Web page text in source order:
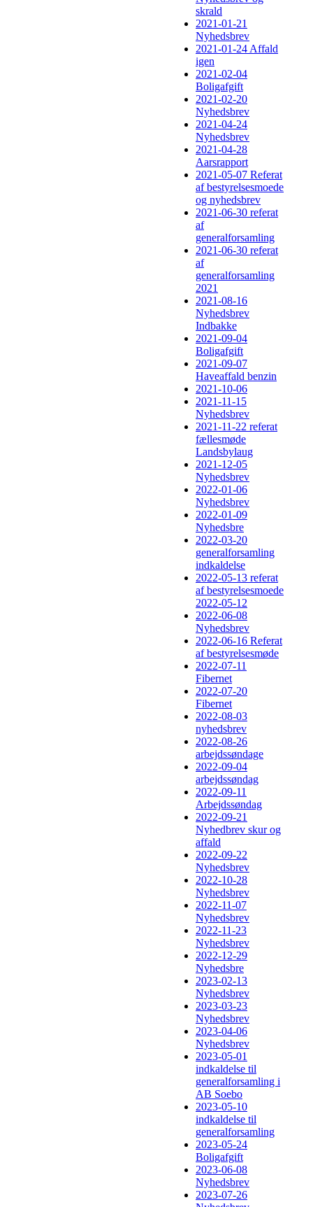
skrald
2021-01-21
Nyhedsbrev
2021-01-24 Affald
igen
2021-02-04
Boligafgift
2021-02-20
Nyhedsbrev
2021-04-24
Nyhedsbrev
2021-04-28
Aarsrapport
2021-05-07 Referat
af bestyrelsesmoede
og nyhedsbrev
2021-06-30 referat
af
generalforsamling
2021-06-30 referat
af
generalforsamling
2021
2021-08-16
Nyhedsbrev
Indbakke
2021-09-04
Boligafgift
2021-09-07
Haveaffald benzin
2021-10-06
2021-11-15
Nyhedsbrev
2021-11-22 referat
fællesmøde
Landsbylaug
2021-12-05
Nyhedsbrev
2022-01-06
Nyhedsbrev
2022-01-09
Nyhedsbre
2022-03-20
generalforsamling
indkaldelse
2022-05-13 referat
af bestyrelsesmoede
2022-05-12
2022-06-08
Nyhedsbrev
2022-06-16 Referat
af bestyrelsesmøde
2022-07-11
Fibernet
2022-07-20
Fibernet
2022-08-03
nyhedsbrev
2022-08-26
arbejdssøndage
2022-09-04
arbejdssøndag
2022-09-11
Arbejdssøndag
2022-09-21
Nyhedbrev skur og
affald
2022-09-22
Nyhedsbrev
2022-10-28
Nyhedsbrev
2022-11-07
Nyhedsbrev
2022-11-23
Nyhedsbrev
2022-12-29
Nyhedsbre
2023-02-13
Nyhedsbrev
2023-03-23
Nyhedsbrev
2023-04-06
Nyhedsbrev
2023-05-01
indkaldelse til
generalforsamling i
AB Soebo
2023-05-10
indkaldelse til
generalforsamling
2023-05-24
Boligafgift
2023-06-08
Nyhedsbrev
2023-07-26